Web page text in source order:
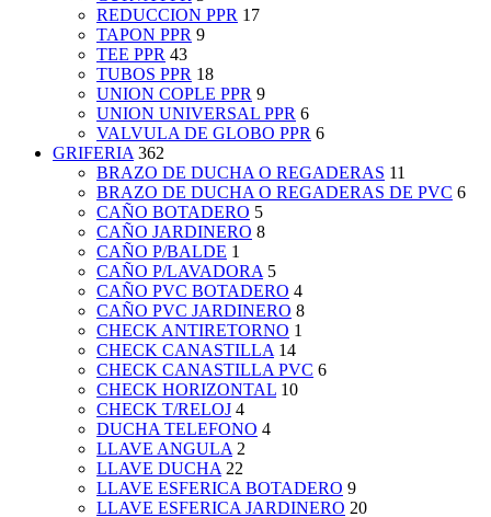
REDUCCION PPR 17
TAPON PPR 9
TEE PPR 43
TUBOS PPR 18
UNION COPLE PPR 9
UNION UNIVERSAL PPR 6
VALVULA DE GLOBO PPR 6
GRIFERIA 362
BRAZO DE DUCHA O REGADERAS 11
BRAZO DE DUCHA O REGADERAS DE PVC 6
CAÑO BOTADERO 5
CAÑO JARDINERO 8
CAÑO P/BALDE 1
CAÑO P/LAVADORA 5
CAÑO PVC BOTADERO 4
CAÑO PVC JARDINERO 8
CHECK ANTIRETORNO 1
CHECK CANASTILLA 14
CHECK CANASTILLA PVC 6
CHECK HORIZONTAL 10
CHECK T/RELOJ 4
DUCHA TELEFONO 4
LLAVE ANGULA 2
LLAVE DUCHA 22
LLAVE ESFERICA BOTADERO 9
LLAVE ESFERICA JARDINERO 20